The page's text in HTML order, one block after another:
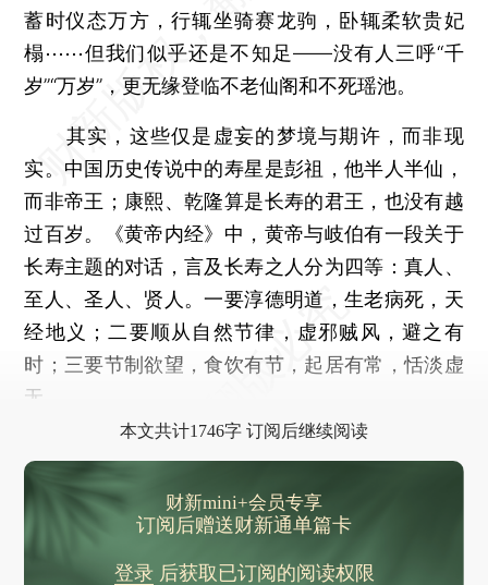
蓄时仪态万方，行辄坐骑赛龙驹，卧辄柔软贵妃
榻⋯⋯但我们似乎还是不知足——没有人三呼“千
岁”“万岁”，更无缘登临不老仙阁和不死瑶池。
其实，这些仅是虚妄的梦境与期许，而非现
实。中国历史传说中的寿星是彭祖，他半人半仙，
而非帝王；康熙、乾隆算是长寿的君王，也没有越
过百岁。《黄帝内经》中，黄帝与岐伯有一段关于
长寿主题的对话，言及长寿之人分为四等：真人、
至人、圣人、贤人。一要淳德明道，生老病死，天
经地义；二要顺从自然节律，虚邪贼风，避之有
时；三要节制欲望，食饮有节，起居有常，恬淡虚
无。
本文共计1746字 订阅后继续阅读
财新mini+会员专享
订阅后赠送财新通单篇卡
登录后获取已订阅的阅读权限